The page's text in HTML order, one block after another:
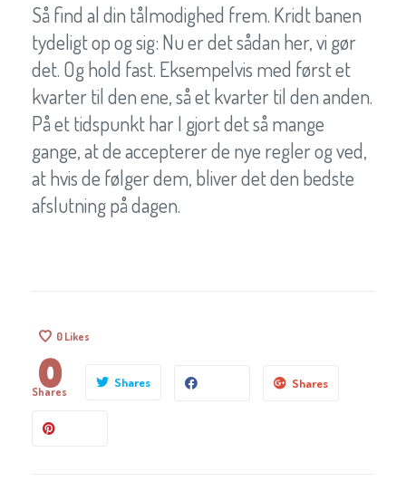
Så find al din tålmodighed frem. Kridt banen
tydeligt op og sig: Nu er det sådan her, vi gør
det. Og hold fast. Eksempelvis med først et
kvarter til den ene, så et kvarter til den anden.
På et tidspunkt har I gjort det så mange
gange, at de accepterer de nye regler og ved,
at hvis de følger dem, bliver det den bedste
afslutning på dagen.
0 Likes
0
Shares
Shares Shares